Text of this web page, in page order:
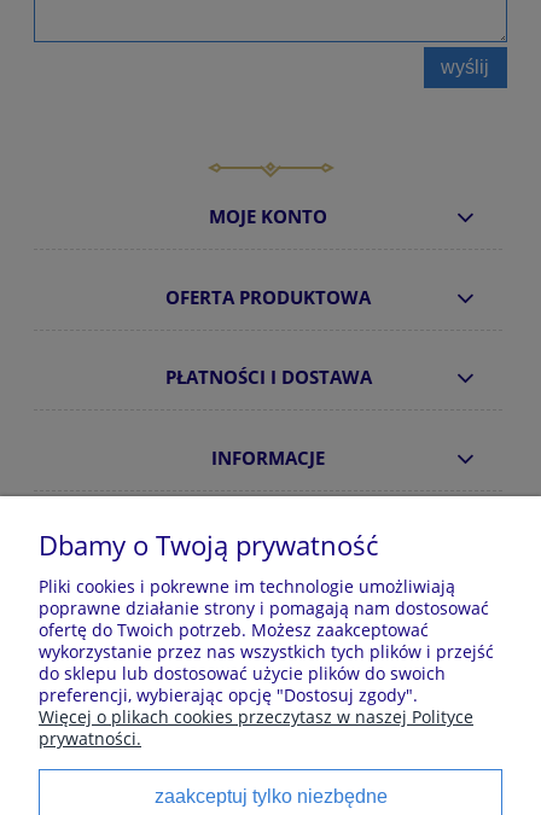
wyślij
MOJE KONTO
OFERTA PRODUKTOWA
PŁATNOŚCI I DOSTAWA
INFORMACJE
O NAS
Sklep z piżamami Kraina Piżam | Plac Zwycięstwa 7, 28-
100 Busko-Zdrój | E-mail: krainapizam@gmail.com | Tel.
602 809 945 | NIP: 6551814701 | REGON: 528344498
Polecane kategorie
Dbamy o Twoją prywatność
Pliki cookies i pokrewne im technologie umożliwiają
poprawne działanie strony i pomagają nam dostosować
ofertę do Twoich potrzeb. Możesz zaakceptować
wykorzystanie przez nas wszystkich tych plików i przejść
do sklepu lub dostosować użycie plików do swoich
preferencji, wybierając opcję "Dostosuj zgody".
Więcej o plikach cookies przeczytasz w naszej Polityce
prywatności.
zaakceptuj tylko niezbędne